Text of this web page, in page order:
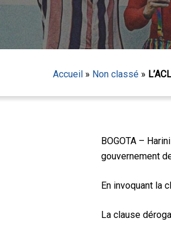
Appuyez sur Entrée pour
Accueil » Non classé »
BOGOTA –
gouvernement
En invoquant la
La clause